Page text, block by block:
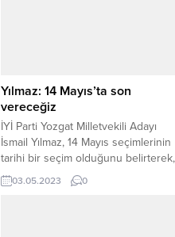
yaşıyoruz.”dedi.
Yılmaz: 14 Mayıs’ta son
vereceğiz
İYİ Parti Yozgat Milletvekili Adayı
İsmail Yılmaz, 14 Mayıs seçimlerinin
tarihi bir seçim olduğunu belirterek,
bu seçimde bir avuç azınlığın ve 5-
10 yerden maaş alanların
03.05.2023 0